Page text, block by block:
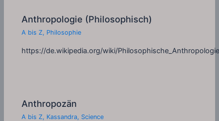
Anthropologie (Philosophisch)
A bis Z, Philosophie
https://de.wikipedia.org/wiki/
Anthropozän
A bis Z, Kassandra, Science